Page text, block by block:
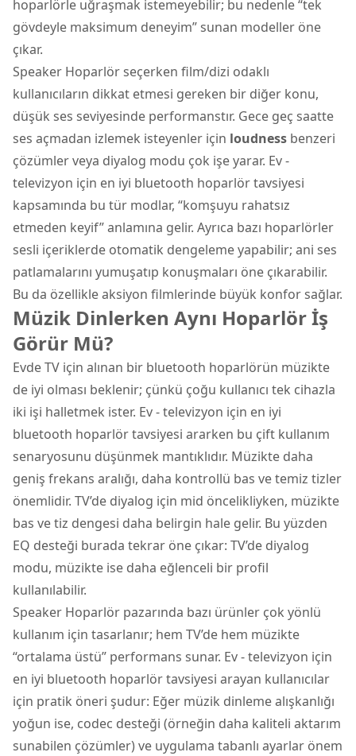
hoparlörle uğraşmak istemeyebilir; bu nedenle “tek
gövdeyle maksimum deneyim” sunan modeller öne
çıkar.
Speaker Hoparlör seçerken film/dizi odaklı
kullanıcıların dikkat etmesi gereken bir diğer konu,
düşük ses seviyesinde performanstır. Gece geç saatte
ses açmadan izlemek isteyenler için loudness benzeri
çözümler veya diyalog modu çok işe yarar. Ev -
televizyon için en iyi bluetooth hoparlör tavsiyesi
kapsamında bu tür modlar, “komşuyu rahatsız
etmeden keyif” anlamına gelir. Ayrıca bazı hoparlörler
sesli içeriklerde otomatik dengeleme yapabilir; ani ses
patlamalarını yumuşatıp konuşmaları öne çıkarabilir.
Bu da özellikle aksiyon filmlerinde büyük konfor sağlar.
Müzik Dinlerken Aynı Hoparlör İş
Görür Mü?
Evde TV için alınan bir bluetooth hoparlörün müzikte
de iyi olması beklenir; çünkü çoğu kullanıcı tek cihazla
iki işi halletmek ister. Ev - televizyon için en iyi
bluetooth hoparlör tavsiyesi ararken bu çift kullanım
senaryosunu düşünmek mantıklıdır. Müzikte daha
geniş frekans aralığı, daha kontrollü bas ve temiz tizler
önemlidir. TV’de diyalog için mid öncelikliyken, müzikte
bas ve tiz dengesi daha belirgin hale gelir. Bu yüzden
EQ desteği burada tekrar öne çıkar: TV’de diyalog
modu, müzikte ise daha eğlenceli bir profil
kullanılabilir.
Speaker Hoparlör pazarında bazı ürünler çok yönlü
kullanım için tasarlanır; hem TV’de hem müzikte
“ortalama üstü” performans sunar. Ev - televizyon için
en iyi bluetooth hoparlör tavsiyesi arayan kullanıcılar
için pratik öneri şudur: Eğer müzik dinleme alışkanlığı
yoğun ise, codec desteği (örneğin daha kaliteli aktarım
sunabilen çözümler) ve uygulama tabanlı ayarlar önem